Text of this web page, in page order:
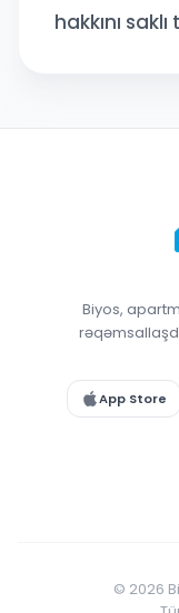
hakkını
Biyos,
App Store
© 2026